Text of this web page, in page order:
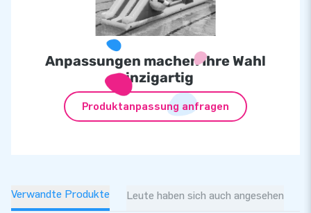
Anpassungen machen Ihre Wahl
einzigartig
Produktanpassung anfragen
Verwandte Produkte Leute haben sich auch angesehen